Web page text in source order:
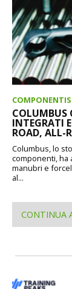
COLUMBUS
INTEGRATI
ROAD, ALL-
Columbus, lo
componenti, ha
manubri e
al...
CONTINUA